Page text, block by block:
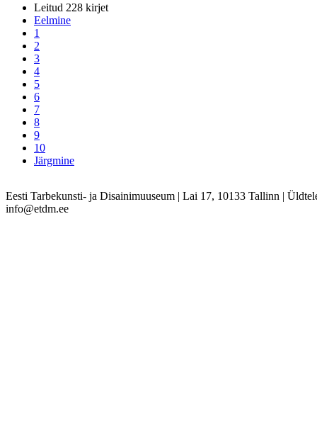
Leitud 228 kirjet
Eelmine
1
2
3
4
5
6
7
8
9
10
Järgmine
Eesti Tarbekunsti- ja Disainimuuseum | Lai 17, 10133 Tallinn |
info@etdm.ee